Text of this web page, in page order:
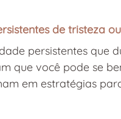
de tristeza
persistentes que
que você pode se
em estratégias